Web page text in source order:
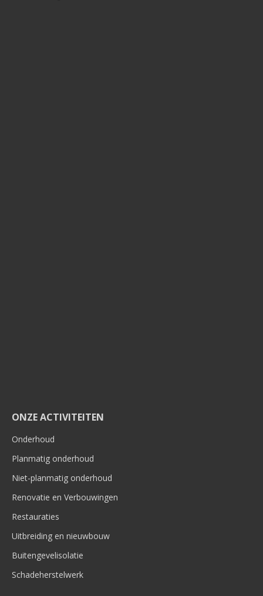
ONZE ACTIVITEITEN
Onderhoud
Planmatig onderhoud
Niet-planmatig onderhoud
Renovatie en Verbouwingen
Restauraties
Uitbreiding en nieuwbouw
Buitengevelisolatie
Schadeherstelwerk